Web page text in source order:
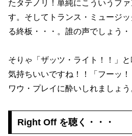
たタテノリ！単純にこういうフ
す。そしてトランス・ミュージ
る終板・・・。誰の声でしょう・
そりゃ「ザッツ・ライト！！」と
気持ちいいですね！！「フーッ
ワウ・プレイに酔いしれましょう
Right Off を聴く・・・